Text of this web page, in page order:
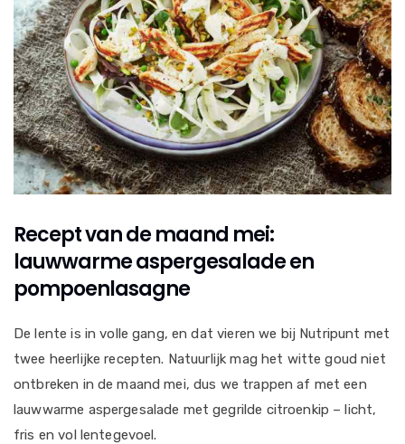
Recept van de maand mei:
lauwwarme aspergesalade en
pompoenlasagne
De lente is in volle gang, en dat vieren we bij Nutripunt met
twee heerlijke recepten. Natuurlijk mag het witte goud niet
ontbreken in de maand mei, dus we trappen af met een
lauwwarme aspergesalade met gegrilde citroenkip – licht,
fris en vol lentegevoel.